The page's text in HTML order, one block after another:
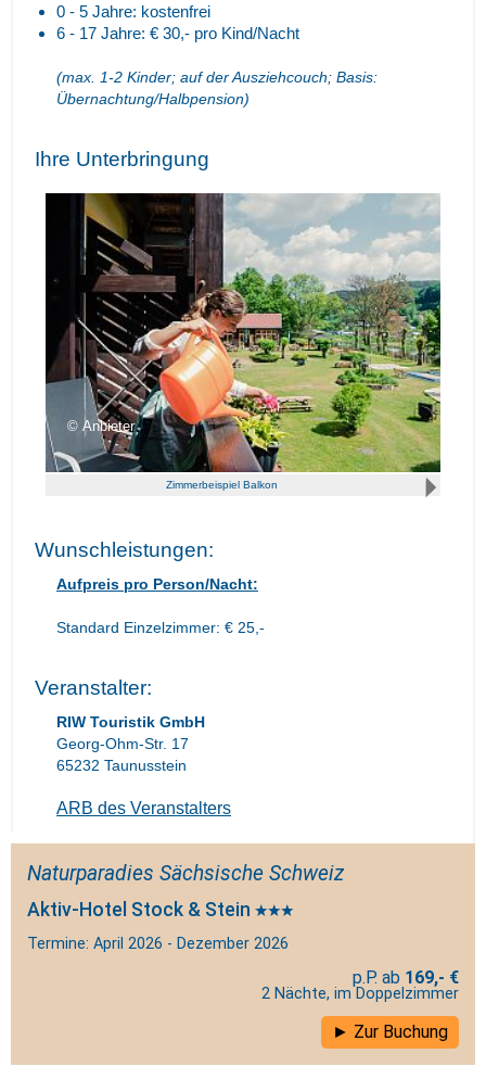
0 - 5 Jahre: kostenfrei
6 - 17 Jahre: € 30,- pro Kind/Nacht
(max. 1-2 Kinder; auf der Ausziehcouch; Basis:
Übernachtung/Halbpension)
Ihre Unterbringung
Anbieter
Zimmerbeispiel Balkon
Wunschleistungen:
Aufpreis pro Person/Nacht:
Standard Einzelzimmer: € 25,-
Veranstalter:
RIW Touristik GmbH
Georg-Ohm-Str. 17
65232 Taunusstein
ARB des Veranstalters
Naturparadies Sächsische Schweiz
Aktiv-Hotel Stock & Stein
Termine: April 2026 - Dezember 2026
169,- €
2 Nächte, im Doppelzimmer
Zur Buchung